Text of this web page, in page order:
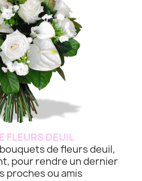
FLEURS DEUIL
de fleurs deuil,
pour rendre un dernier
proches ou amis